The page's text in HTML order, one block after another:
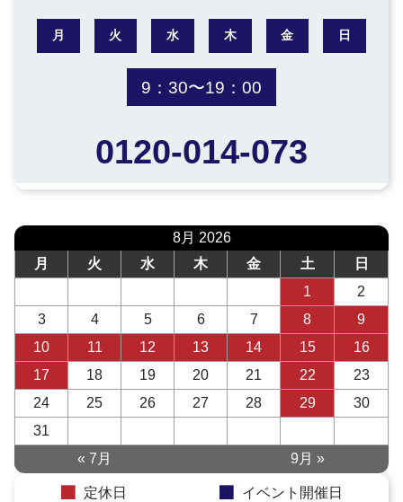
月 火 水 木 金 日
9：30〜19：00
0120-014-073
8月 2026
月
火 水 木 金 土
日
1
2
3
4 5 6 7 8
9
10
11 12 13 14 15
16
17
18 19 20 21 22
23
24
25 26 27 28 29
30
31
« 7月
9月 »
定休日 イベント開催日